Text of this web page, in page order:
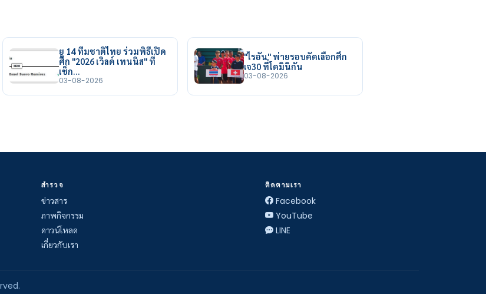
ยู 14 ทีมชาติไทย ร่วมพิธีเปิด
ศึก "2026 เวิลด์ เทนนิส" ที่
เช็ก…
03-08-2026
"ไรอัน" พ่ายรอบคัดเลือกศึก
เจ30 ที่โดมินิกัน
03-08-2026
สำรวจ
ข่าวสาร
ภาพกิจกรรม
ดาวน์โหลด
เกี่ยวกับเรา
ติดตามเรา
Facebook
YouTube
LINE